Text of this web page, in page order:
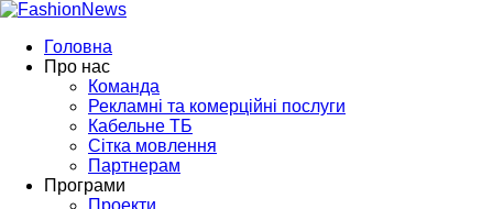
Головна
Про нас
Команда
Рекламні та комерційні послуги
Кабельне ТБ
Сітка мовлення
Партнерам
Програми
Проекти